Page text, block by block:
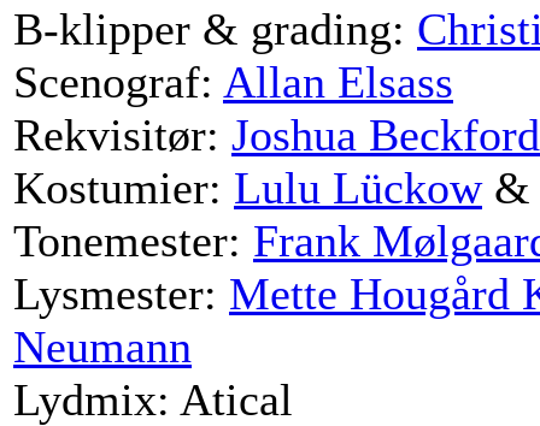
B-klipper & grading:
Scenograf: Allan Elsass
Rekvisitør: Joshua Beckford
Kostumier: Lulu Lückow
Tonemester: Frank
Lysmester: Mette Hougård
Neumann
Lydmix: Atical